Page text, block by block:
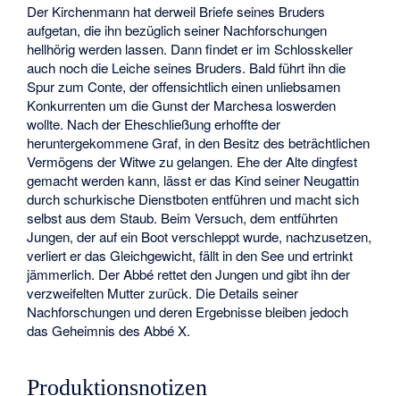
Der Kirchenmann hat derweil Briefe seines Bruders
aufgetan, die ihn bezüglich seiner Nachforschungen
hellhörig werden lassen. Dann findet er im Schlosskeller
auch noch die Leiche seines Bruders. Bald führt ihn die
Spur zum Conte, der offensichtlich einen unliebsamen
Konkurrenten um die Gunst der Marchesa loswerden
wollte. Nach der Eheschließung erhoffte der
heruntergekommene Graf, in den Besitz des beträchtlichen
Vermögens der Witwe zu gelangen. Ehe der Alte dingfest
gemacht werden kann, lässt er das Kind seiner Neugattin
durch schurkische Dienstboten entführen und macht sich
selbst aus dem Staub. Beim Versuch, dem entführten
Jungen, der auf ein Boot verschleppt wurde, nachzusetzen,
verliert er das Gleichgewicht, fällt in den See und ertrinkt
jämmerlich. Der Abbé rettet den Jungen und gibt ihn der
verzweifelten Mutter zurück. Die Details seiner
Nachforschungen und deren Ergebnisse bleiben jedoch
das Geheimnis des Abbé X.
Produktionsnotizen